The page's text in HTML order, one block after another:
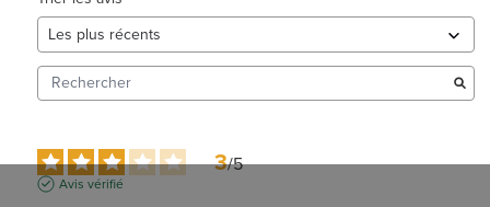
3/5
Avis vérifié